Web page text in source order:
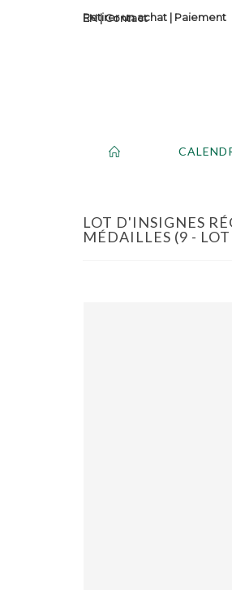
Contact
Retirer un achat | Paiement
LOT D'INSIGNES
MÉDAILLES (9 -